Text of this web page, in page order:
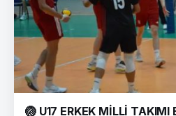
🏐U17 ERKEK MİLLİ